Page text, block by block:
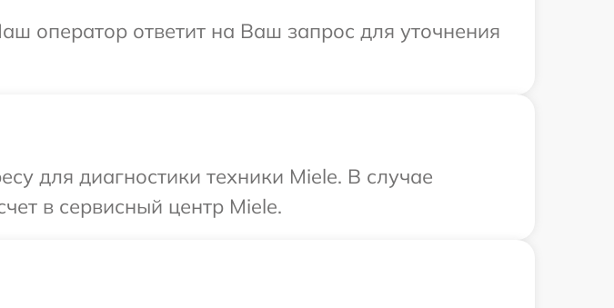
оператор ответит на Ваш запрос для уточнения
для диагностики техники Miele. В случае
в сервисный центр Miele.